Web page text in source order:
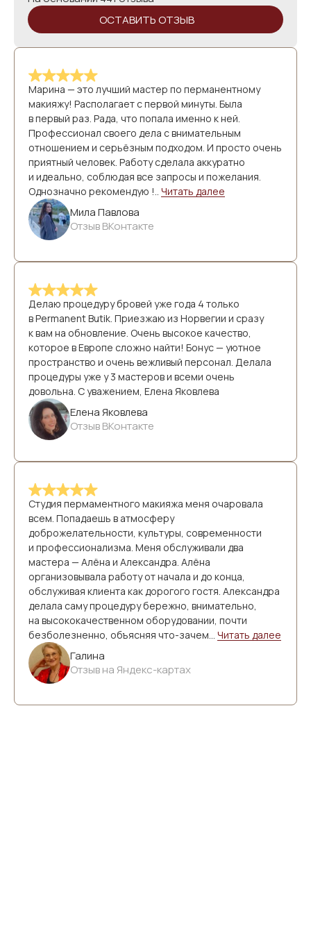
ОСТАВИТЬ ОТЗЫВ
Марина — это лучший мастер по перманентному
макияжу! Располагает с первой минуты. Была
в первый раз. Рада, что попала именно к ней.
Профессионал своего дела с внимательным
отношением и серьёзным подходом. И просто очень
приятный человек. Работу сделала аккуратно
и идеально, соблюдая все запросы и пожелания.
Однозначно рекомендую !.. Читать далее
Мила Павлова
Отзыв ВКонтакте
Делаю процедуру бровей уже года 4 только
в Permanent Butik. Приезжаю из Норвегии и сразу
к вам на обновление. Очень высокое качество,
которое в Европе сложно найти! Бонус — уютное
пространство и очень вежливый персонал. Делала
процедуры уже у 3 мастеров и всеми очень
довольна. С уважением, Елена Яковлева
Елена Яковлева
Отзыв ВКонтакте
Студия пермаментного макияжа меня очаровала
всем. Попадаешь в атмосферу
доброжелательности, культуры, современности
и профессионализма. Меня обслуживали два
мастера — Алёна и Александра. Алёна
организовывала работу от начала и до конца,
обслуживая клиента как дорогого гостя. Александра
делала саму процедуру бережно, внимательно,
на высококачественном оборудовании, почти
безболезненно, объясняя что-зачем... Читать далее
Галина
Отзыв на Яндекс-картах
MAX